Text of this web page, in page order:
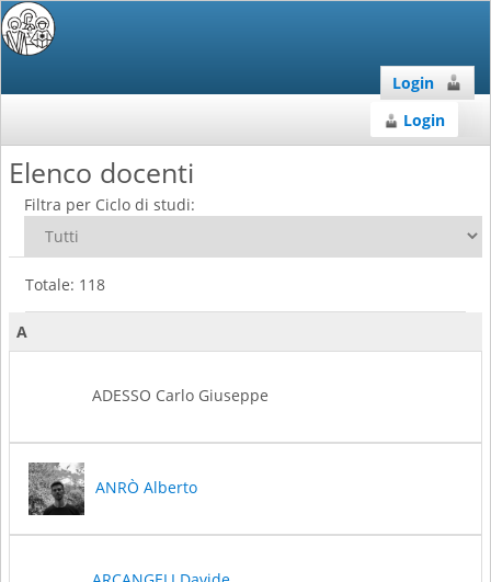
Login
Login
Elenco docenti
Filtra per Ciclo di studi:
Totale: 118
A
ADESSO Carlo Giuseppe
ANRÒ Alberto